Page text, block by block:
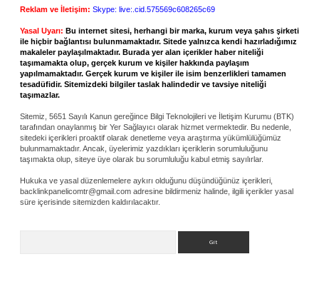
Reklam ve İletişim: Skype: live:.cid.575569c608265c69
Yasal Uyarı: Bu internet sitesi, herhangi bir marka, kurum veya şahıs şirketi
ile hiçbir bağlantısı bulunmamaktadır. Sitede yalnızca kendi hazırladığımız
makaleler paylaşılmaktadır. Burada yer alan içerikler haber niteliği
taşımamakta olup, gerçek kurum ve kişiler hakkında paylaşım
yapılmamaktadır. Gerçek kurum ve kişiler ile isim benzerlikleri tamamen
tesadüfidir. Sitemizdeki bilgiler taslak halindedir ve tavsiye niteliği
taşımazlar.
Sitemiz, 5651 Sayılı Kanun gereğince Bilgi Teknolojileri ve İletişim Kurumu (BTK)
tarafından onaylanmış bir Yer Sağlayıcı olarak hizmet vermektedir. Bu nedenle,
sitedeki içerikleri proaktif olarak denetleme veya araştırma yükümlülüğümüz
bulunmamaktadır. Ancak, üyelerimiz yazdıkları içeriklerin sorumluluğunu
taşımakta olup, siteye üye olarak bu sorumluluğu kabul etmiş sayılırlar.
Hukuka ve yasal düzenlemelere aykırı olduğunu düşündüğünüz içerikleri,
backlinkpanelicomtr@gmail.com adresine bildirmeniz halinde, ilgili içerikler yasal
süre içerisinde sitemizden kaldırılacaktır.